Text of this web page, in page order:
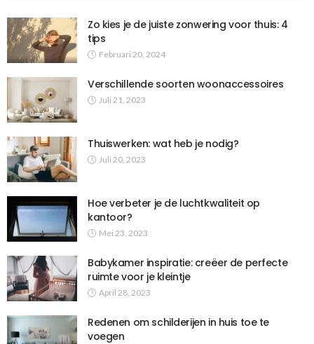
Zo kies je de juiste zonwering voor thuis: 4
tips
Februari 20, 2024
Verschillende soorten woonaccessoires
Juli 21, 2023
Thuiswerken: wat heb je nodig?
Juli 20, 2023
Hoe verbeter je de luchtkwaliteit op
kantoor?
Mei 23, 2023
Babykamer inspiratie: creëer de perfecte
ruimte voor je kleintje
April 28, 2023
Redenen om schilderijen in huis toe te
voegen